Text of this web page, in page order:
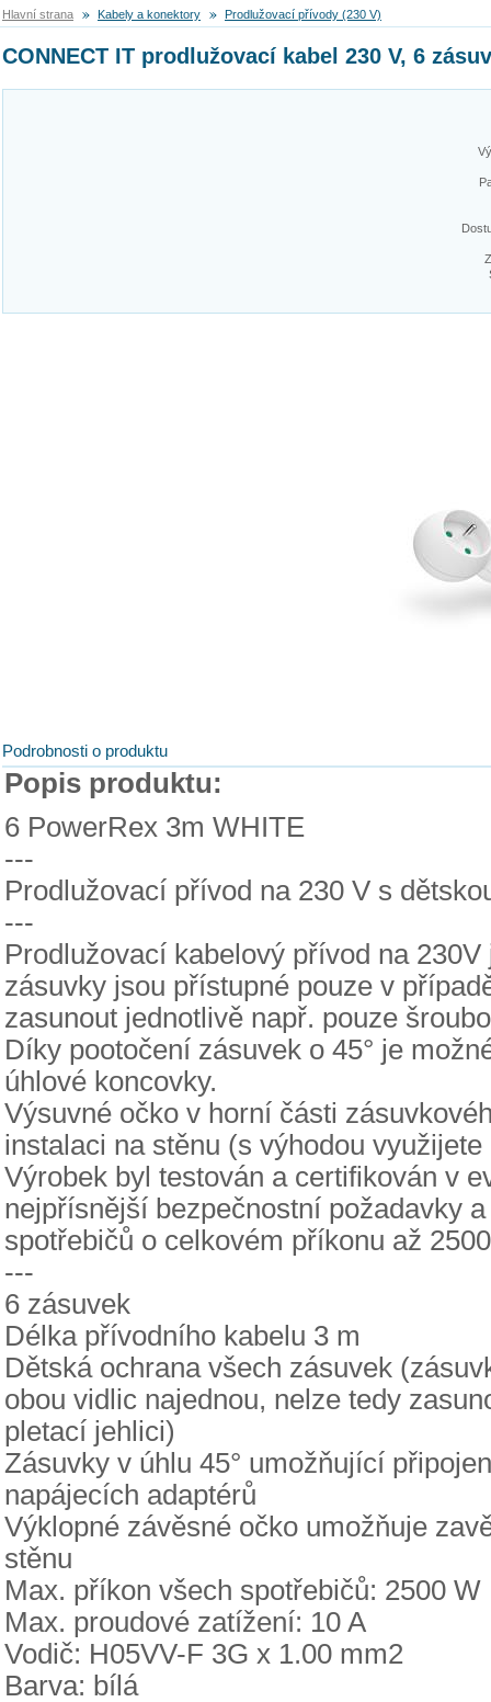
Hlavní strana Kabely a konektory Prodlužovací přívody (230 V)
CONNECT IT prodlužovací kabel 230 V, 6
Podrobnosti o produktu
Popis produktu:
6 PowerRex 3m WHITE
---
Prodlužovací přívod na 230 V s
---
Prodlužovací kabelový přívod na
zásuvky jsou přístupné pouze v
zasunout jednotlivě např. pouze
Díky pootočení zásuvek o 45° je
úhlové koncovky.
Výsuvné očko v horní části
instalaci na stěnu (s výhodou
Výrobek byl testován a certifikován v
nejpřísnější bezpečnostní požadavky
spotřebičů o celkovém příkonu až
---
6 zásuvek
Délka přívodního kabelu 3 m
Dětská ochrana všech zásuvek
obou vidlic najednou, nelze tedy
pletací jehlici)
Zásuvky v úhlu 45° umožňující
napájecích adaptérů
Výklopné závěsné očko umožňuje
stěnu
Max. příkon všech spotřebičů: 2500 W
Max. proudové zatížení: 10 A
Vodič: H05VV-F 3G x 1.00 mm2
Barva: bílá